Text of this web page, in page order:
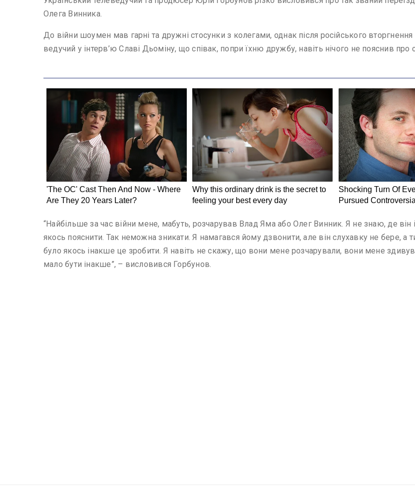
Олега Винника.
До війни шоумен мав гарні та дружні стосунки з колегами, однак після російського
ведучий у інтерв’ю Славі Дьоміну, що співак, попри їхню дружбу, навіть нічого не пояснив про
“Найбільше за час війни мене, мабуть, розчарував Влад Яма або Олег Винник. Я не знаю, де
якось пояснити. Так неможна зникати. Я намагався йому дзвонити, але він слухавку не бере,
було якось інакше це зробити. Я навіть не скажу, що вони мене розчарували, вони мене
мало бути інакше”, – висловився Горбунов.